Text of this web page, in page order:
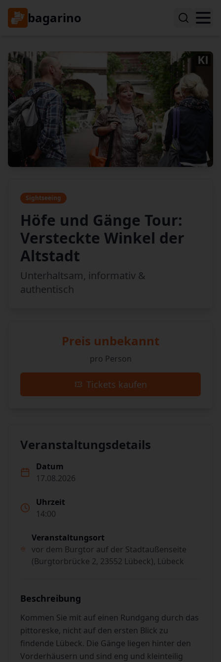
bagarino
Sightseeing
Höfe und Gänge Tour:
Versteckte Winkel der
Altstadt
Unterhaltsam, informativ &
authentisch
Preis unbekannt
pro Person
Tickets kaufen
Veranstaltungsdetails
Datum
17.08.2026
Uhrzeit
14:00
Veranstaltungsort
vor dem Burgtor auf der Stadtaußenseite
(Burgtorbrücke 2, 23552 Lübeck), Lübeck
Beschreibung
Kommen Sie mit auf einen Rundgang durch das
pittoreske, nicht auf den ersten Blick zu
findende Lübeck. Die Gänge liegen hinter den
Vorderhäusern und sind eng und kleinteilig